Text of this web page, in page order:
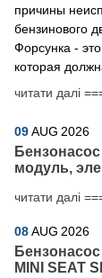
причины
бензинового
Форсунка -
которая
читати далі
09AUG 2026
модуль,
читати далі
08AUG 2026
MINI SEAT